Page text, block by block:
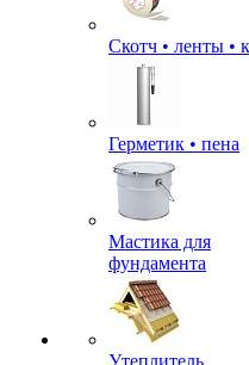
Скотч • ленты •
Герметик • пена
Мастика для
фундамента
Утеплитель